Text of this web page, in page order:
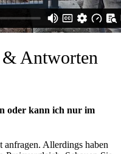
Antworten
oder kann ich nur im
anfragen. Allerdings haben